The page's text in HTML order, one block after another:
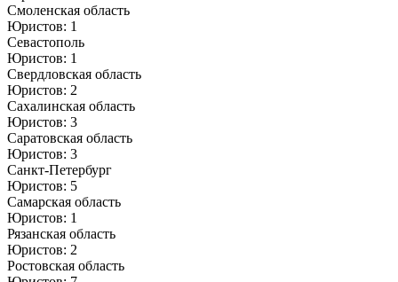
Смоленская область
Юристов: 1
Севастополь
Юристов: 1
Свердловская область
Юристов: 2
Сахалинская область
Юристов: 3
Саратовская область
Юристов: 3
Санкт-Петербург
Юристов: 5
Самарская область
Юристов: 1
Рязанская область
Юристов: 2
Ростовская область